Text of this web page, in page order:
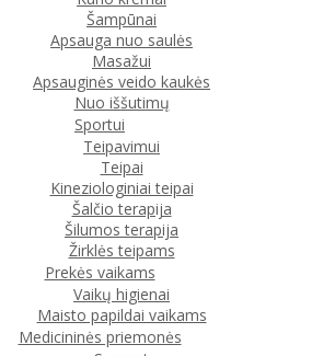
Šampūnai
Apsauga nuo saulės
Masažui
Apsauginės veido kaukės
Nuo iššutimų
Sportui
Teipavimui
Teipai
Kineziologiniai teipai
Šalčio terapija
Šilumos terapija
Žirklės teipams
Prekės vaikams
Vaikų higienai
Maisto papildai vaikams
Medicininės priemonės